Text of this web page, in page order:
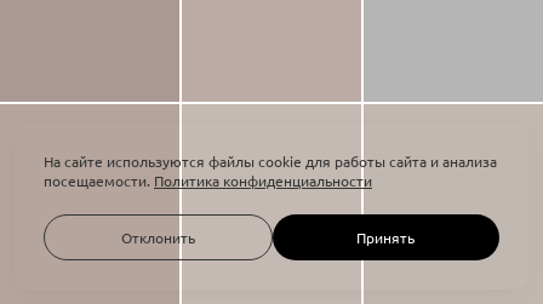
На сайте используются файлы cookie для работы сайта и анализа
посещаемости. Политика конфиденциальности
Отклонить Принять